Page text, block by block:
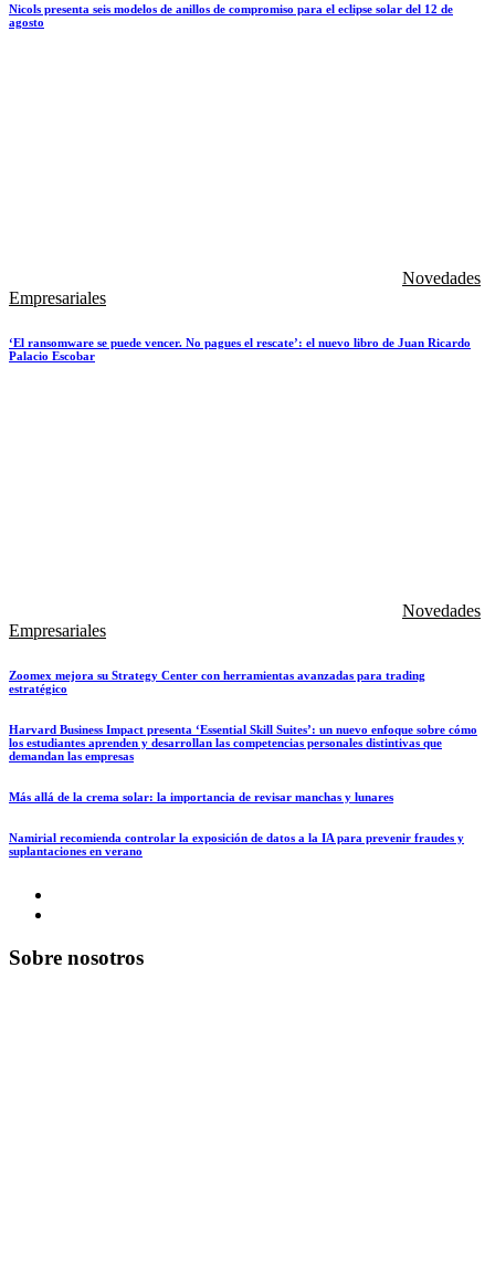
Nicols presenta seis modelos de anillos de compromiso para el eclipse solar del 12 de
agosto
Novedades
Empresariales
‘El ransomware se puede vencer. No pagues el rescate’: el nuevo libro de Juan Ricardo
Palacio Escobar
Novedades
Empresariales
Zoomex mejora su Strategy Center con herramientas avanzadas para trading
estratégico
Harvard Business Impact presenta ‘Essential Skill Suites’: un nuevo enfoque sobre cómo
los estudiantes aprenden y desarrollan las competencias personales distintivas que
demandan las empresas
Más allá de la crema solar: la importancia de revisar manchas y lunares
Namirial recomienda controlar la exposición de datos a la IA para prevenir fraudes y
suplantaciones en verano
Sobre nosotros